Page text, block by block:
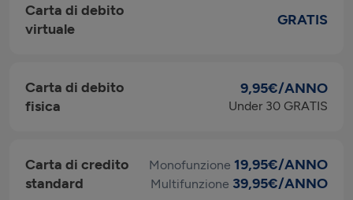
Carta di debito
virtuale
GRATIS
Carta di debito
fisica
9,95€/ANNO
Under 30 GRATIS
Carta di credito
standard
Monofunzione 19,95€/ANNO
Multifunzione 39,95€/ANNO